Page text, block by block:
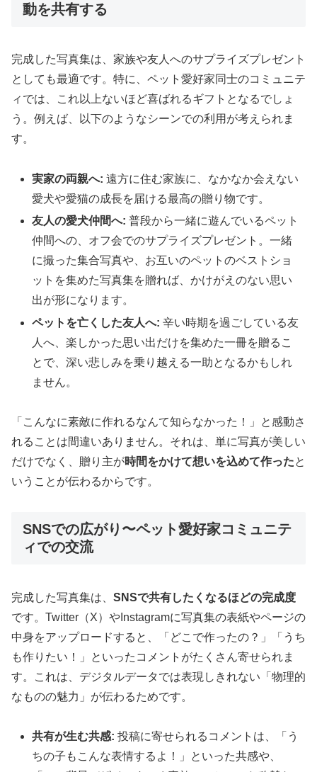
動を共有する
完成した写真集は、家族や友人へのサプライズプレゼント
としても最適です。特に、ペット愛好家同士のコミュニテ
ィでは、これ以上ないほど喜ばれるギフトとなるでしょ
う。例えば、以下のようなシーンでの利用が考えられま
す。
実家の両親へ: 遠方に住む家族に、なかなか会えない
愛犬や愛猫の成長を届ける最高の贈り物です。
友人の愛犬仲間へ: 普段から一緒に遊んでいるペット
仲間への、オフ会でのサプライズプレゼント。一緒
に撮った集合写真や、お互いのペットのベストショ
ットを集めた写真集を贈れば、かけがえのない思い
出が形になります。
ペットを亡くした友人へ: 辛い時期を過ごしている友
人へ、楽しかった思い出だけを集めた一冊を贈るこ
とで、深い悲しみを乗り越える一助となるかもしれ
ません。
「こんなに素敵に作れるなんて知らなかった！」と感動さ
れることは間違いありません。それは、単に写真が美しい
だけでなく、贈り主が時間をかけて想いを込めて作ったと
いうことが伝わるからです。
SNSでの広がり〜ペット愛好家コミュニテ
ィでの交流
完成した写真集は、 SNSで共有したくなるほどの完成度
です。Twitter（X）やInstagramに写真集の表紙やページの
中身をアップロードすると、「どこで作ったの？」「うち
も作りたい！」といったコメントがたくさん寄せられま
す。これは、デジタルデータでは表現しきれない「物理的
なものの魅力」が伝わるためです。
共有が生む共感: 投稿に寄せられるコメントは、「う
ちの子もこんな表情するよ！」といった共感や、